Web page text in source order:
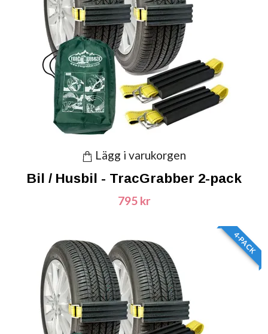
Lägg i varukorgen
Bil / Husbil - TracGrabber 2-pack
795 kr
4-PACK